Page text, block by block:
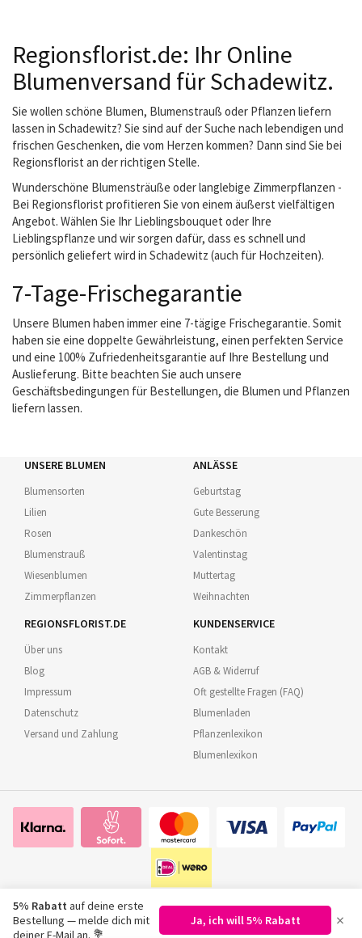
Regionsflorist.de: Ihr Online
Blumenversand für Schadewitz.
Sie wollen schöne Blumen, Blumenstrauß oder Pflanzen liefern
lassen in Schadewitz? Sie sind auf der Suche nach lebendigen und
frischen Geschenken, die vom Herzen kommen? Dann sind Sie bei
Regionsflorist an der richtigen Stelle.
Wunderschöne Blumensträuße oder langlebige Zimmerpflanzen -
Bei Regionsflorist profitieren Sie von einem äußerst vielfältigen
Angebot. Wählen Sie Ihr Lieblingsbouquet oder Ihre
Lieblingspflanze und wir sorgen dafür, dass es schnell und
persönlich geliefert wird in Schadewitz (auch für Hochzeiten).
7-Tage-Frischegarantie
Unsere Blumen haben immer eine 7-tägige Frischegarantie. Somit
haben sie eine doppelte Gewährleistung, einen perfekten Service
und eine 100% Zufriedenheitsgarantie auf Ihre Bestellung und
Auslieferung. Bitte beachten Sie auch unsere
Geschäftsbedingungen für Bestellungen, die Blumen und Pflanzen
liefern lassen.
UNSERE BLUMEN
Blumensorten
Lilien
Rosen
Blumenstrauß
Wiesenblumen
Zimmerpflanzen
ANLÄSSE
Geburtstag
Gute Besserung
Dankeschön
Valentinstag
Muttertag
Weihnachten
REGIONSFLORIST.DE
Über uns
Blog
Impressum
Datenschutz
Versand und Zahlung
KUNDENSERVICE
Kontakt
AGB & Widerruf
Oft gestellte Fragen (FAQ)
Blumenladen
Pflanzenlexikon
Blumenlexikon
©2026Regionsflorist.de
5% Rabatt auf deine erste
Bestellung — melde dich mit
deiner E-Mail an. 💐
Ja, ich will 5% Rabatt ×